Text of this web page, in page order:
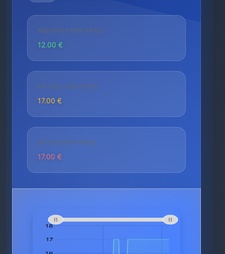
NIEDRIGSTER PREIS
12.00 €
AKTUELLER PREIS
17.00 €
HÖCHSTER PREIS
17.00 €